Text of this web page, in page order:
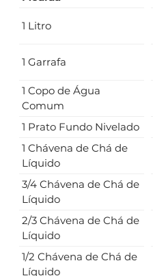
1 Litro
1 Garrafa
1 Copo de Água
Comum
1 Prato Fundo Nivelado
1 Chávena de Chá de
Líquido
3/4 Chávena de Chá de
Líquido
2/3 Chávena de Chá de
Líquido
1/2 Chávena de Chá de
Líquido